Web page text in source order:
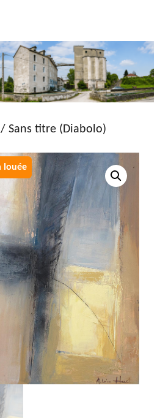
/ Sans titre (Diabolo)